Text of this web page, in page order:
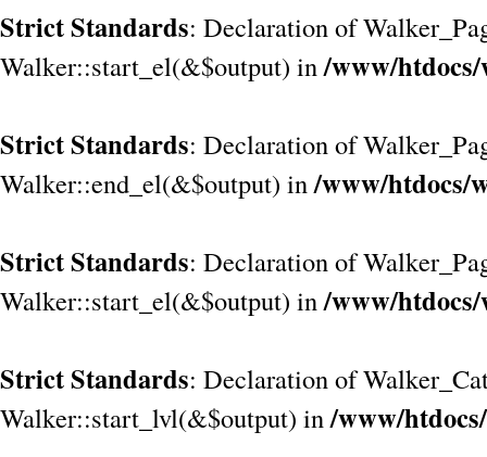
Strict Standards: Declaration of
Walker::start_el(&$output) in/www/htdocs/
Strict Standards: Declaration of
Walker::end_el(&$output) in/www/htdocs/
Strict Standards: Declaration of
Walker::start_el(&$output) in/www/htdocs/
Strict Standards: Declaration of
Walker::start_lvl(&$output) in/www/